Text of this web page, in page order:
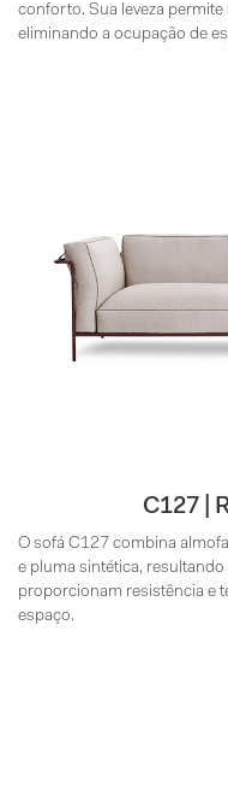
conforto. Sua leveza
eliminando a ocupação de
C127 |
O sofá C127 combina
e pluma sintética,
proporcionam resistência e
espaço.